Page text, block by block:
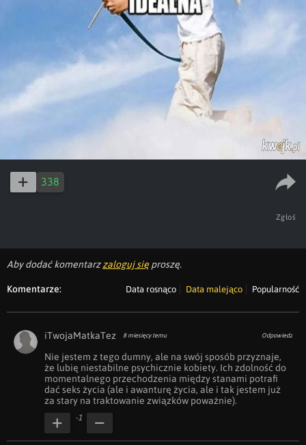
338
Zgłoś
Aby dodać komentarzzaloguj się proszę.
Komentarze: Data rosnąco Data malejąco Popularność
iTwojaMatkaTez 8 miesięcy temu Odpowiedz
Nie jestem z tego dumny, ale na swój sposób przyznaje,
że lubię niestabilne psychicznie kobiety. Ich zdolność do
momentalnego przechodzenia między stanami potrafi
dać seks życia (ale i awanturę życia, ale i tak jestem już
za stary na traktowanie związków poważnie).
-1